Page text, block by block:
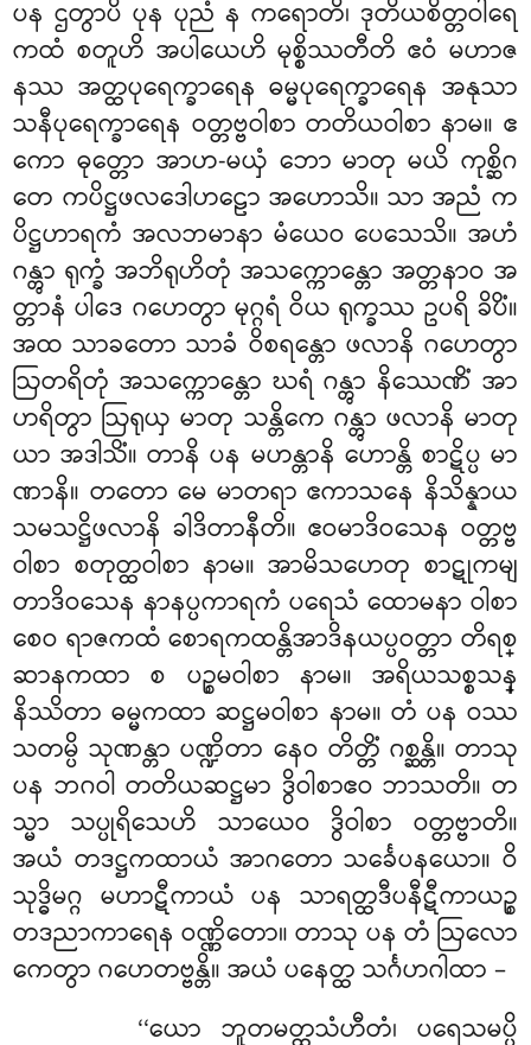
ပန ဌတွာပိ ပုန ပုညံ န ကရောတိ၊ ဒုတိယစိတ္တဝါရေ
ကထံ စတူဟိ အပါယေဟိ မုစ္စိဿတီတိ ဧဝံ မဟာဇ
နဿ အတ္ထပုရေက္ခာရေန ဓမ္မပုရေက္ခာရေန အနုသာ
သနီပုရေက္ခာရေန ဝတ္တဗ္ဗဝါစာ တတိယဝါစာ နာမ။ ဧ
ကော ဓုတ္တော အာဟ-မယှံ ဘော မာတု မယိ ကုစ္ဆိဂ
တေ ကပိဋ္ဌဖလဒေါဟဠော အဟောသိ။ သာ အညံ က
ပိဋ္ဌဟာရကံ အလဘမာနာ မံယေဝ ပေသေသိ။ အဟံ
ဂန္တွာ ရုက္ခံ အဘိရုဟိတုံ အသက္ကောန္တော အတ္တနာဝ အ
တ္တာနံ ပါဒေ ဂဟေတွာ မုဂ္ဂရံ ဝိယ ရုက္ခဿ ဥပရိ ခိပိံ။
အထ သာခတော သာခံ ဝိစရန္တော ဖလာနိ ဂဟေတွာ
ဩတရိတုံ အသက္ကောန္တော ဃရံ ဂန္တွာ နိဿေဏိံ အာ
ဟရိတွာ ဩရုယှ မာတု သန္တိကေ ဂန္တွာ ဖလာနိ မာတု
ယာ အဒါသိံ။ တာနိ ပန မဟန္တာနိ ဟောန္တိ စာဋိပ္ပ မာ
ဏာနိ။ တတော မေ မာတရာ ဧကာသနေ နိသိန္နာယ
သမသဋ္ဌိဖလာနိ ခါဒိတာနီတိ။ ဧဝမာဒိဝသေန ဝတ္တဗ္ဗ
ဝါစာ စတုတ္ထဝါစာ နာမ။ အာမိသဟေတု စာဋုကမျ
တာဒိဝသေန နာနပ္ပကာရကံ ပရေသံ ထောမနာ ဝါစာ
စေဝ ရာဇကထံ စောရကထန္တိအာဒိနယပ္ပဝတ္တာ တိရစ္
ဆာနကထာ စ ပဉ္စမဝါစာ နာမ။ အရိယသစ္စသန္
နိဿိတာ ဓမ္မကထာ ဆဋ္ဌမဝါစာ နာမ။ တံ ပန ဝဿ
သတမ္ပိ သုဏန္တာ ပဏ္ဍိတာ နေဝ တိတ္တိံ ဂစ္ဆန္တိ။ တာသု
ပန ဘဂဝါ တတိယဆဋ္ဌမာ ဒွိဝါစာဧဝ ဘာသတိ။ တ
သ္မာ သပ္ပုရိသေဟိ သာယေဝ ဒွိဝါစာ ဝတ္တဗ္ဗာတိ။
အယံ တဒဋ္ဌကထာယံ အာဂတော သင်္ခေပနယော။ ဝိ
သုဒ္ဓိမဂ္ဂ မဟာဋီကာယံ ပန သာရတ္ထဒီပနီဋီကာယဉ္စ
တဒညာကာရေန ဝဏ္ဏိတော။ တာသု ပန တံ ဩလော
ကေတွာ ဂဟေတဗ္ဗန္တိ။ အယံ ပနေတ္ထ သင်္ဂဟဂါထာ –
‘‘ယော ဘူတမတ္ထသံဟီတံ၊ ပရေသမပ္ပိ